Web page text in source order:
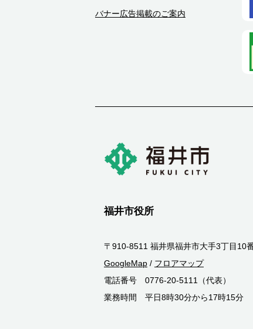
バナー広告掲載のご案内
福井市役所
〒910-8511 福井県福井市大手3丁目10
GoogleMap / フロアマップ
電話番号 0776-20-5111（代表）
業務時間 平日8時30分から17時15分